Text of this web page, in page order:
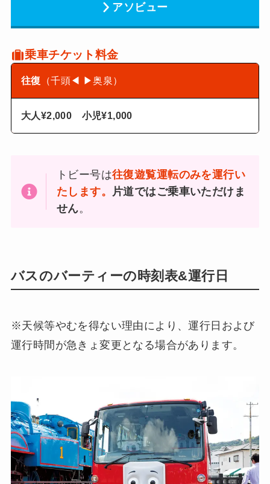
アソビュー
乗車チケット料金
往復 （千頭◀ ▶奥泉）
大人¥2,000 小児¥1,000
トビー号は往復遊覧運転のみを運行い
たします。 片道ではご乗車いただけま
せん。
バスのバーティーの時刻表&運行日
※天候等やむを得ない理由により、運行日および
運行時間が急きょ変更となる場合があります。